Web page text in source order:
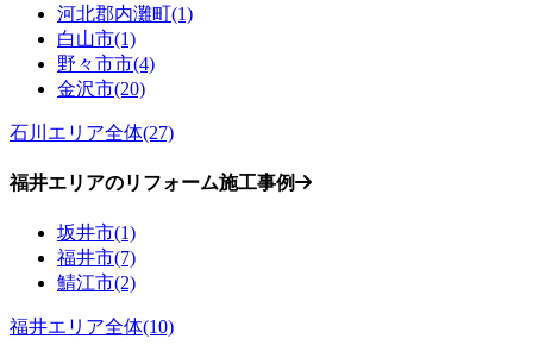
河北郡内灘町(1)
白山市(1)
野々市市(4)
金沢市(20)
石川エリア全体(27)
福井エリアのリフォーム施工事例
坂井市(1)
福井市(7)
鯖江市(2)
福井エリア全体(10)